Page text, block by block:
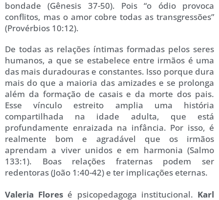
bondade (Gênesis 37-50). Pois “o ódio provoca
conflitos, mas o amor cobre todas as transgressões”
(Provérbios 10:12).
De todas as relações íntimas formadas pelos seres
humanos, a que se estabelece entre irmãos é uma
das mais duradouras e constantes. Isso porque dura
mais do que a maioria das amizades e se prolonga
além da formação de casais e da morte dos pais.
Esse vínculo estreito amplia uma história
compartilhada na idade adulta, que está
profundamente enraizada na infância. Por isso, é
realmente bom e agradável que os irmãos
aprendam a viver unidos e em harmonia (Salmo
133:1). Boas relações fraternas podem ser
redentoras (João 1:40-42) e ter implicações eternas.
Valeria Flores é psicopedagoga institucional. Karl